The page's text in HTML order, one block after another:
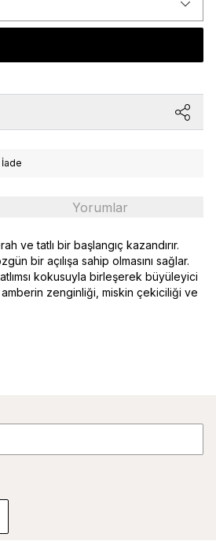
Yorumlar
ve tatlı bir başlangıç kazandırır.
bir açılışa sahip olmasını sağlar.
kokusuyla birleşerek büyüleyici
amberin zenginliği, miskin çekiciliği ve